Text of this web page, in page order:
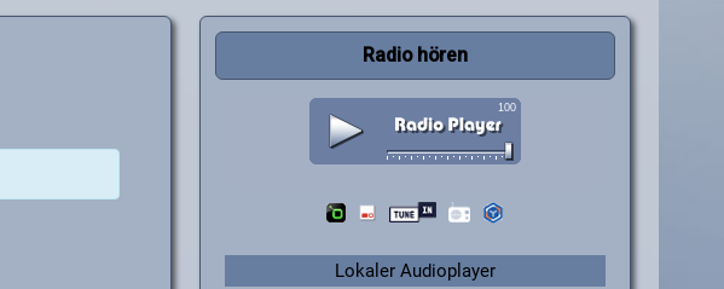
Radio hören
Lokaler Audioplayer